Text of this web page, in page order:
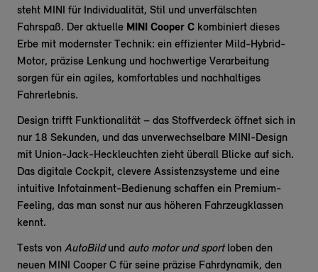
steht MINI für Individualität, Stil und unverfälschten
Fahrspaß. Der aktuelle MINI Cooper C kombiniert dieses
Erbe mit modernster Technik: ein effizienter Mild-Hybrid-
Motor, präzise Lenkung und hochwertige Verarbeitung
sorgen für ein agiles, komfortables und nachhaltiges
Fahrerlebnis.
Design trifft Funktionalität – das Stoffverdeck öffnet sich in
nur 18 Sekunden, und das unverwechselbare MINI-Design
mit Union-Jack-Heckleuchten zieht überall Blicke auf sich.
Das digitale Cockpit, clevere Assistenzsysteme und eine
intuitive Infotainment-Bedienung schaffen ein Premium-
Feeling, das man sonst nur aus höheren Fahrzeugklassen
kennt.
Tests von AutoBildund auto motor und sportloben den
neuen MINI Cooper C für seine präzise Fahrdynamik, den